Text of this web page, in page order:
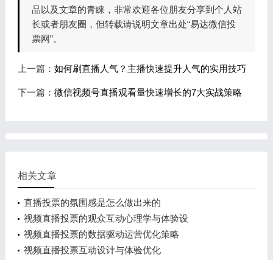
品以及文章的青睐，非常欢迎各位朋友分享到个人站
长或者朋友圈，但转载请说明文章出处“易达微信投
票网”。
上一篇： 如何刷直播人气？主播快速提升人气的实用技巧
下一篇： 微信视频号直播观看量快速增长的7大实战策略
相关文章
直播投票的氛围感是怎么做出来的
视频直播投票的观众互动心理学与体验设
视频直播投票的数据驱动运营优化策略
视频直播投票互动设计与体验优化